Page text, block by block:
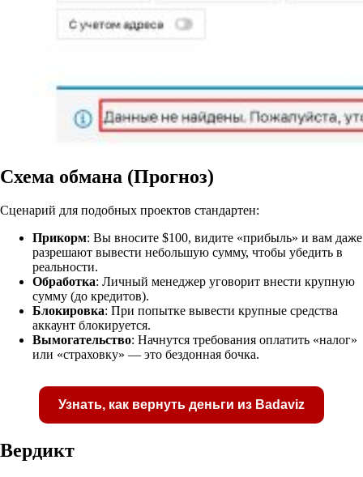
Схема обмана (Прогноз)
Сценарий для подобных проектов стандартен:
Прикорм: Вы вносите $100, видите «прибыль» и вам даже
разрешают вывести небольшую сумму, чтобы убедить в
реальности.
Обработка: Личный менеджер уговорит внести крупную
сумму (до кредитов).
Блокировка: При попытке вывести крупные средства
аккаунт блокируется.
Вымогательство: Начнутся требования оплатить «налог»
или «страховку» — это бездонная бочка.
Узнать, как вернуть деньги из Badaviz
Вердикт